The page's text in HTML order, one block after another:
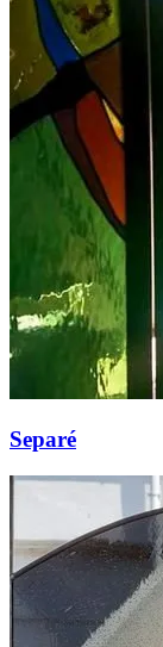
Separé